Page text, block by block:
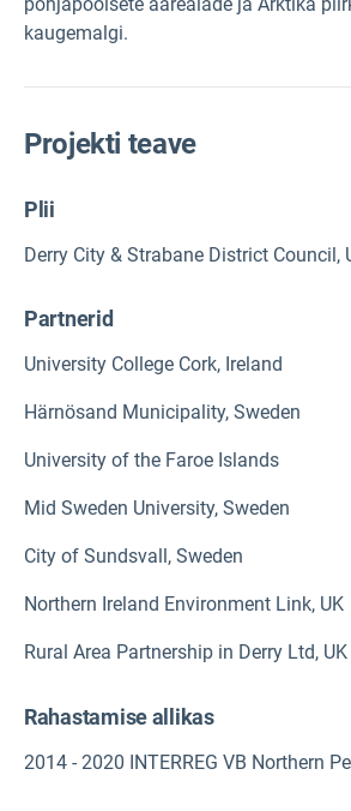
kaugemalgi.
Projekti teave
Plii
Derry City & Strabane District Council,
Partnerid
University College Cork, Ireland
Härnösand Municipality, Sweden
University of the Faroe Islands
Mid Sweden University, Sweden
City of Sundsvall, Sweden
Northern Ireland Environment Link, UK
Rural Area Partnership in Derry Ltd, UK
Rahastamise allikas
2014 - 2020 INTERREG VB Northern